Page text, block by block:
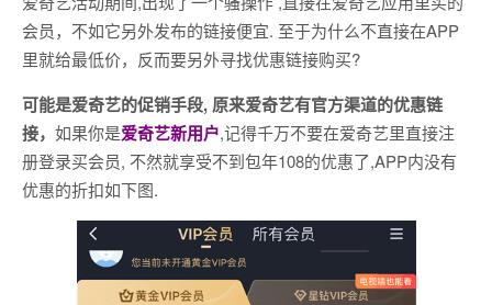
会员，不如它另外发布的链接便宜. 至于为什么不直接在APP
里就给最低价，反而要另外寻找优惠链接购买?
可能是爱奇艺的促销手段, 原来爱奇艺有官方渠道的优惠链
接， 如果你是爱奇艺新用户,记得千万不要在爱奇艺里直接注
册登录买会员, 不然就享受不到包年108的优惠了,APP内没有
优惠的折扣如下图.